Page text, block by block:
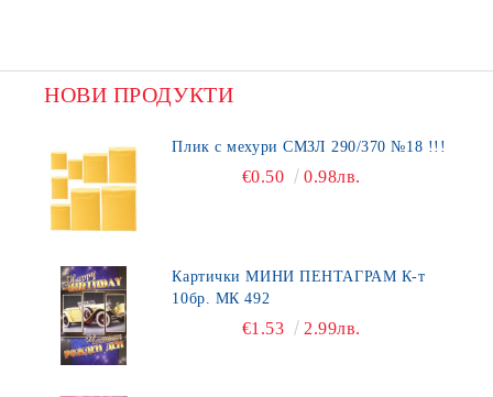
НОВИ ПРОДУКТИ
Плик с мехури СМЗЛ 290/370 №18 !!!
€0.50 0.98лв.
Картички МИНИ ПЕНТАГРАМ К-т
10бр. МК 492
€1.53 2.99лв.